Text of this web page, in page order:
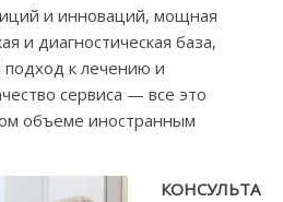
и инноваций, мощная
и диагностическая база,
к лечению и
сервиса — все это
объеме иностранным
КОНСУЛЬТА